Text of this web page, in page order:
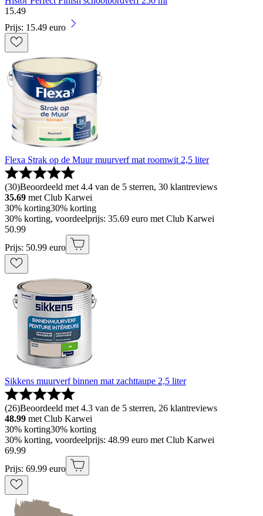
15.49
Prijs: 15.49 euro
Flexa Strak op de Muur muurverf mat roomwit 2,5 liter
(30)Beoordeeld met 4.4 van de 5 sterren, 30 klantreviews
35.69 met Club Karwei
30% korting30% korting
30% korting, voordeelprijs: 35.69 euro met Club Karwei
50.99
Prijs: 50.99 euro
Sikkens muurverf binnen mat zachttaupe 2,5 liter
(26)Beoordeeld met 4.3 van de 5 sterren, 26 klantreviews
48.99 met Club Karwei
30% korting30% korting
30% korting, voordeelprijs: 48.99 euro met Club Karwei
69.99
Prijs: 69.99 euro